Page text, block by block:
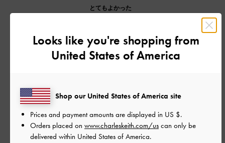
とてもよかった
とてもよかった
Looks like you're shopping from
United States of America
Shop our United States of America site
Prices and payment amounts are displayed in US $.
Orders placed on www.charleskeith.com/us can only be
delivered within United States of America.